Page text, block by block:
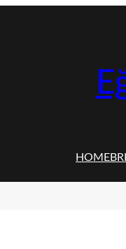
HOME